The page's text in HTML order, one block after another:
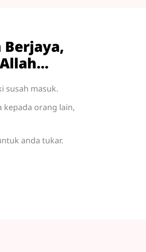
Berjaya,
susah masuk.
kepada orang lain,
anda tukar.